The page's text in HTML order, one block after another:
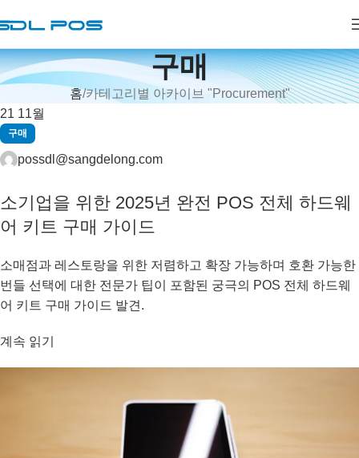
구매
홈 카테고리별 아카이브 "Procurement"
21 11월
구매
possdl@sangdelong.com
소기업을 위한 2025년 완전 POS 전체 하드웨
어 키트 구매 가이드
소매점과 레스토랑을 위한 저렴하고 확장 가능하며 호환 가능한
번들 선택에 대한 전문가 팁이 포함된 궁극의 POS 전체 하드웨
어 키트 구매 가이드 발견.
계속 읽기